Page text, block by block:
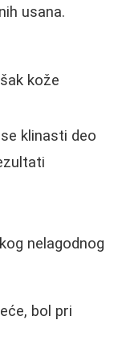
usana.
kože
klinasti deo
nelagodnog
bol pri